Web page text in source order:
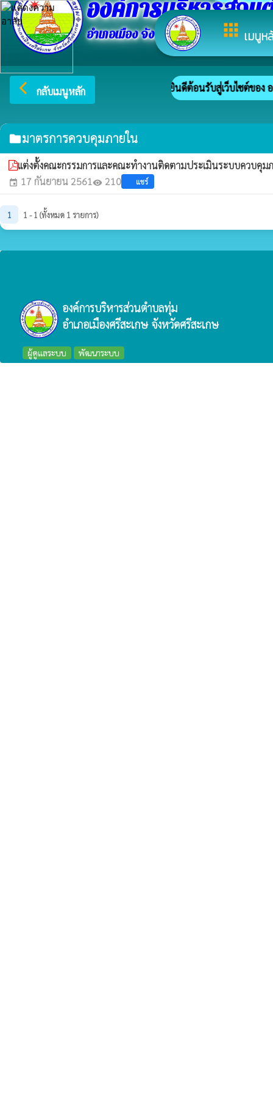
appsเมนูห
องค์การบริหารส่วน
อำเภอเมือง จังหวัดศรีสะเกษ
arrow_back_ios กลับเมนูหลัก ยินดีต้อนรับสู่เว็บไซต์ของ
folderมาตรการควบคุมภายใน
แต่งตั้งคณะกรรมการและคณะทำงานติดตามประเมินระบบควบคุม
event 17 กันยายน 2561visibility 210 แชร์
1 1 - 1 (ทั้งหมด 1 รายการ)
องค์การบริหารส่วนตำบลทุ่ม
อำเภอเมืองศรีสะเกษ จังหวัดศรีสะเกษ
ผู้ดูแลระบบ พัฒนาระบบ